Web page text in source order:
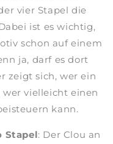
vier Stapel die
ist es wichtig,
schon auf einem
ja, darf es dort
zeigt sich, wer ein
vielleicht einen
kann.
Stapel: Der Clou an